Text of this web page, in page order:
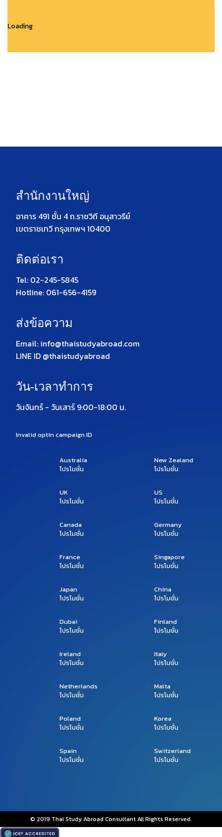
Loading
สำนักงานใหญ่
อาคาร 491 ชั้น 4 ถ.ราชวิถี อนุสาวรีย์
เขตราชเทวี กรุงเทพฯ 10400
ติดต่อเรา
Tel: 02-245-5845
Hotline: 061-656-4159
ส่งข้อความ
Email: info@thaistudyabroad.com
LINE ID @thaistudyabroad
วัน-เวลาทำการ
วันจันทร์ - วันเสาร์ 9:00-18:00 น.
Invalid optin campaign ID
Australia
โปรโมชั่น
New Zealand
โปรโมชั่น
UK
โปรโมชั่น
US
โปรโมชั่น
Canada
โปรโมชั่น
Germany
โปรโมชั่น
France
โปรโมชั่น
Singapore
โปรโมชั่น
Japan
โปรโมชั่น
China
โปรโมชั่น
Dubai
โปรโมชั่น
Finland
โปรโมชั่น
Ireland
โปรโมชั่น
Italy
โปรโมชั่น
Netherlands
โปรโมชั่น
Malta
โปรโมชั่น
Poland
โปรโมชั่น
Korea
โปรโมชั่น
Spain
โปรโมชั่น
Switzerland
โปรโมชั่น
© 2019 Thai Study Abroad Consultant All Rights Reserved.